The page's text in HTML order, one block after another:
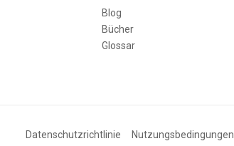
Blog
Bücher
Glossar
Datenschutzrichtlinie Nutzungsbedingungen